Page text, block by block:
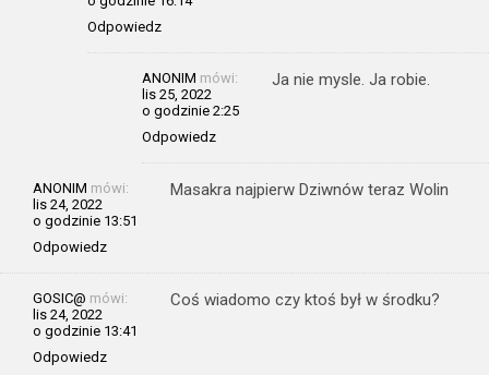
Odpowiedz
ANONIM mówi:
lis 25, 2022
o godzinie 2:25
Odpowiedz
Ja nie mysle. Ja robie.
ANONIM mówi:
lis 24, 2022
o godzinie 13:51
Odpowiedz
Masakra najpierw Dziwnów teraz Wolin
GOSIC@ mówi:
lis 24, 2022
o godzinie 13:41
Odpowiedz
Coś wiadomo czy ktoś był w środku?